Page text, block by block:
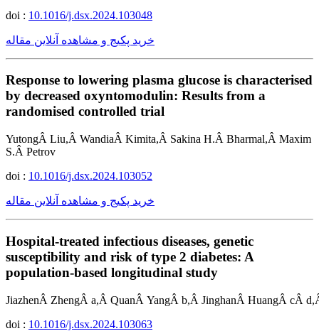
doi : 10.1016/j.dsx.2024.103048
خرید پکیج و مشاهده آنلاین مقاله
Response to lowering plasma glucose is characterised
by decreased oxyntomodulin: Results from a
randomised controlled trial
YutongÂ Liu,Â WandiaÂ Kimita,Â Sakina H.Â Bharmal,Â Maxim
S.Â Petrov
doi : 10.1016/j.dsx.2024.103052
خرید پکیج و مشاهده آنلاین مقاله
Hospital-treated infectious diseases, genetic
susceptibility and risk of type 2 diabetes: A
population-based longitudinal study
JiazhenÂ ZhengÂ a,Â QuanÂ YangÂ b,Â JinghanÂ HuangÂ cÂ
doi : 10.1016/j.dsx.2024.103063